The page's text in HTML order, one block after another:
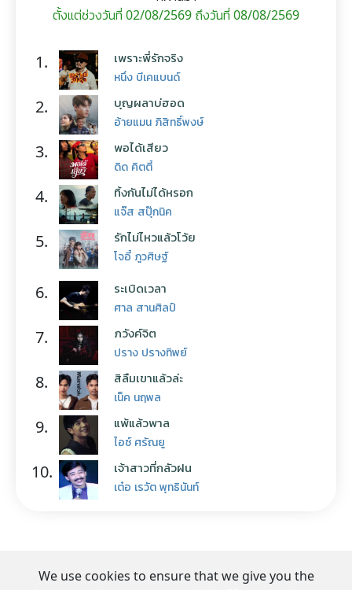
ตั้งแต่ช่วงวันที่ 02/08/2569 ถึงวันที่ 08/08/2569
1. เพราะพี่รักจริง
หนึ่ง บีเคแบนด์
2. บุญผลาบ่ฮอด
อ้ายแมน ภิสิทธิ์พงษ์
3. พอได้เสียว
ดิด คิตตี้
4. ทิ้งกันไม่ได้หรอก
แจ๊ส สปุ๊กนิค
5. รักไม่ไหวแล้วโว้ย
โจอี้ ภูวศิษฐ์
6. ระเบิดเวลา
ศาล สานศิลป์
7. ภวังค์จิต
ปราง ปรางทิพย์
8. สิลืมเขาแล้วล่ะ
เน็ค นฤพล
9. แพ้แล้วพาล
ไอซ์ ศรัณยู
10. เจ้าสาวที่กลัวฝน
เต๋อ เรวัต พุทธินันท์
We use cookies to ensure that we give you the